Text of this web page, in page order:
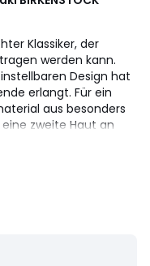
Klassiker, der
werden kann.
Design hat
erlangt. Für ein
aus besonders
zweite Haut an